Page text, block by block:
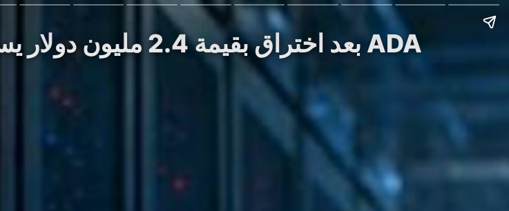
Story: إغلاق SecondFi بعد اختراق بقيمة 2.4 مليون دولار يسرق 16 مليون ADA